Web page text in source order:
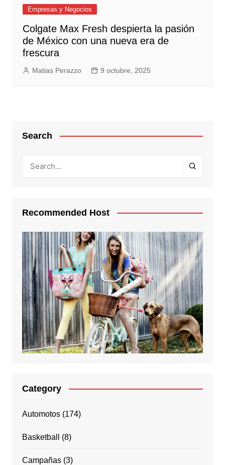
Empresas y Negocios
Colgate Max Fresh despierta la pasión
de México con una nueva era de
frescura
Matias Perazzo 9 octubre, 2025
Search
Recommended Host
Category
Automotos(174)
Basketball (8)
Campañas(3)